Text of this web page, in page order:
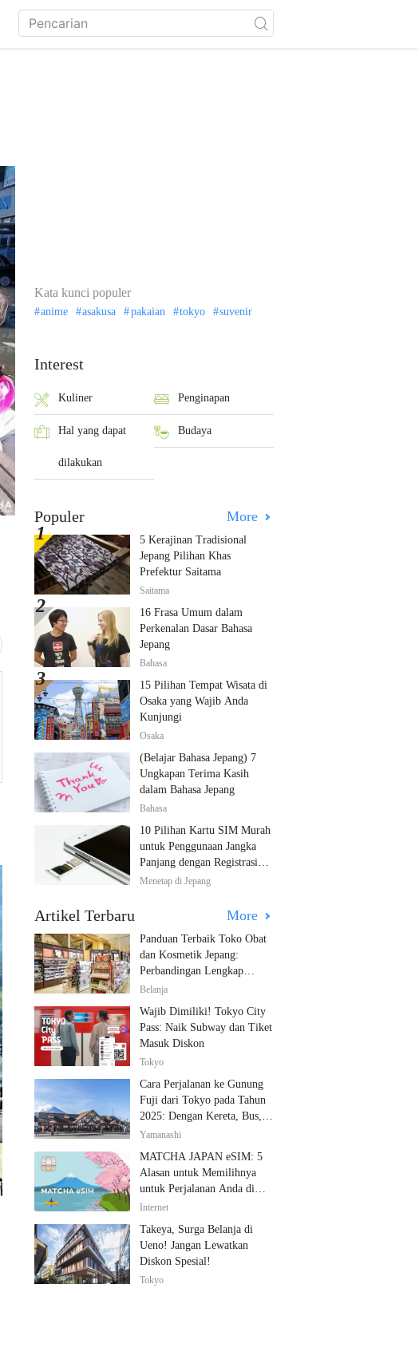
Kata kunci populer
anime asakusa pakaian tokyo suvenir
Interest
Kuliner Penginapan
Hal yang dapat
dilakukan
Budaya
Populer More
5 Kerajinan Tradisional
Jepang Pilihan Khas
Prefektur Saitama
Saitama
16 Frasa Umum dalam
Perkenalan Dasar Bahasa
Jepang
Bahasa
15 Pilihan Tempat Wisata di
Osaka yang Wajib Anda
Kunjungi
Osaka
(Belajar Bahasa Jepang) 7
Ungkapan Terima Kasih
dalam Bahasa Jepang
Bahasa
10 Pilihan Kartu SIM Murah
untuk Penggunaan Jangka
Panjang dengan Registrasi
Multibahasa!
Menetap di Jepang
Artikel Terbaru More
Panduan Terbaik Toko Obat
dan Kosmetik Jepang:
Perbandingan Lengkap
Diskon dari 12 Toko Farmasi
Belanja
Wajib Dimiliki! Tokyo City
Pass: Naik Subway dan Tiket
Masuk Diskon
Tokyo
Cara Perjalanan ke Gunung
Fuji dari Tokyo pada Tahun
2025: Dengan Kereta, Bus,
dan Mobil
Yamanashi
MATCHA JAPAN eSIM: 5
Alasan untuk Memilihnya
untuk Perjalanan Anda di
Jepang
Internet
Takeya, Surga Belanja di
Ueno! Jangan Lewatkan
Diskon Spesial!
Tokyo